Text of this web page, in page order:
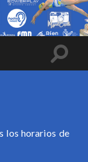
los horarios de